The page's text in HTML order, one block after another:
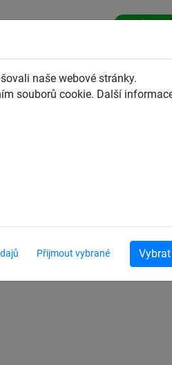
naše webové stránky.
souborů cookie. Další
Přijmout vybrané
Czech
DĚTSKÁ LANOVÁ HŘIŠTĚ